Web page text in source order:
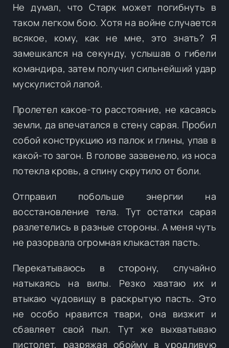
Не думал, что Старк может погибнуть в
таком легком бою. Хотя на войне случается
всякое, кому, как не мне, это знать? Я
замешкался на секунду, услышав о гибели
командира, затем получил сильнейший удар
мускулистой лапой.
Пролетел какое-то расстояние, не касаясь
земли, да впечатался в стену сарая. Пробил
собой конструкцию из палок и глины, упав в
какой-то загон. В голове зазвенело, из носа
потекла кровь, а спину скрутило от боли.
Отправил побольше энергии на
восстановление тела. Тут остатки сарая
разлетелись в разные стороны. А меня чуть
не разорвала огромная клыкастая пасть.
Перекатываюсь в сторону, случайно
натыкаясь на вилы. Резко хватаю их и
втыкаю чудовищу в раскрытую пасть. Это
не особо нравится твари, она визжит и
сбавляет свой пыл. Тут же выхватываю
пистолет, разряжая обойму в уродливую